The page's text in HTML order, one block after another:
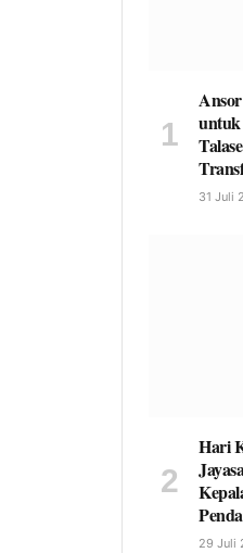
untuk
31 Juli
Hari
29 Juli